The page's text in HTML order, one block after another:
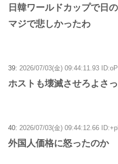
日韓ワールドカップで日
マジで悲しかったわ
39: 2026/07/03(金) 09:44:11.93
ホストも壊滅させろよさ
40: 2026/07/03(金) 09:44:12.66
外国人価格に怒ったのか